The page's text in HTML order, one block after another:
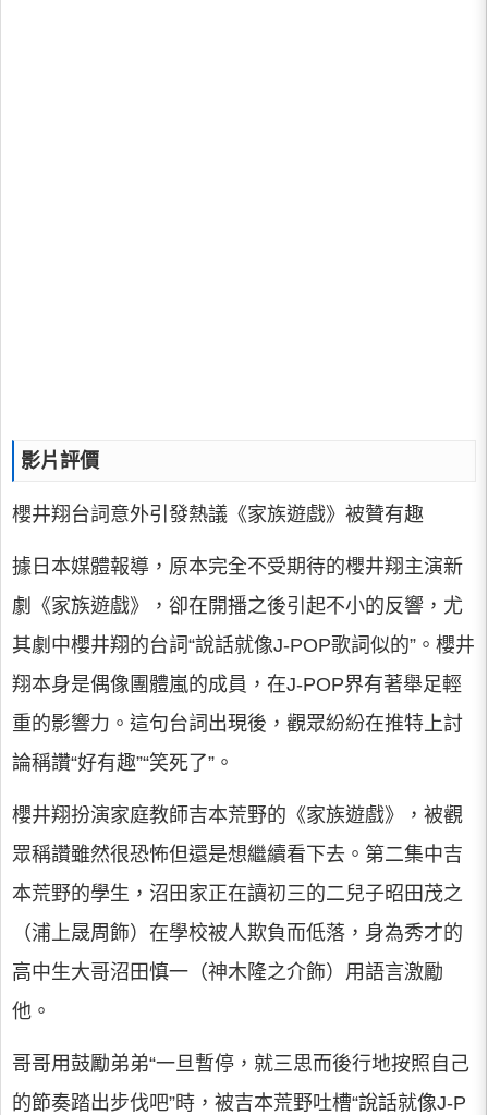
影片評價
櫻井翔台詞意外引發熱議《家族遊戲》被贊有趣
據日本媒體報導，原本完全不受期待的櫻井翔主演新
劇《家族遊戲》，卻在開播之後引起不小的反響，尤
其劇中櫻井翔的台詞“說話就像J-POP歌詞似的”。櫻井
翔本身是偶像團體嵐的成員，在J-POP界有著舉足輕
重的影響力。這句台詞出現後，觀眾紛紛在推特上討
論稱讚“好有趣”“笑死了”。
櫻井翔扮演家庭教師吉本荒野的《家族遊戲》，被觀
眾稱讚雖然很恐怖但還是想繼續看下去。第二集中吉
本荒野的學生，沼田家正在讀初三的二兒子昭田茂之
（浦上晟周飾）在學校被人欺負而低落，身為秀才的
高中生大哥沼田慎一（神木隆之介飾）用語言激勵
他。
哥哥用鼓勵弟弟“一旦暫停，就三思而後行地按照自己
的節奏踏出步伐吧”時，被吉本荒野吐槽“說話就像J-P